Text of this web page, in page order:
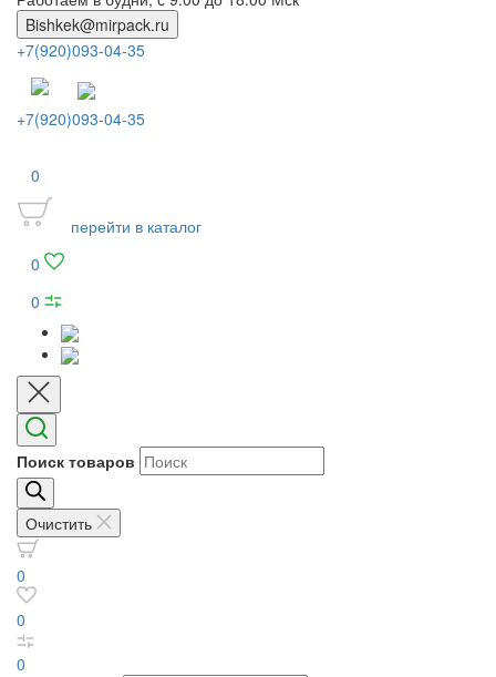
Bishkek@mirpack.ru
+7(920)093-04-35
+7(920)093-04-35
0
перейти в каталог
0
0
Поиск товаров
Очистить
0
0
0